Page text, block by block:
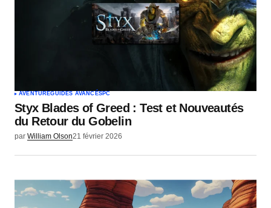
AVENTUREGUIDES AVANCÉSPC
Styx Blades of Greed : Test et Nouveautés
du Retour du Gobelin
par William Olson21 février 2026